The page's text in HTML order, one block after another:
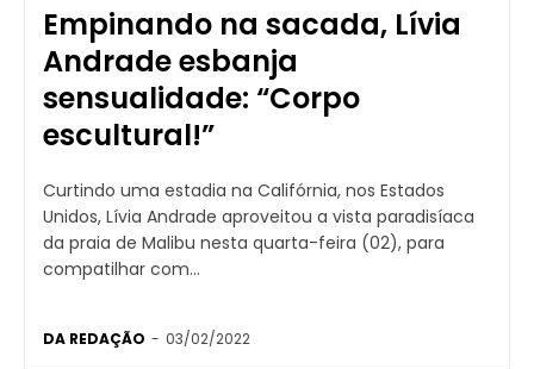
Empinando na sacada, Lívia
Andrade esbanja
sensualidade: “Corpo
escultural!”
Curtindo uma estadia na Califórnia, nos Estados
Unidos, Lívia Andrade aproveitou a vista paradisíaca
da praia de Malibu nesta quarta-feira (02), para
compatilhar com...
DA REDAÇÃO - 03/02/2022